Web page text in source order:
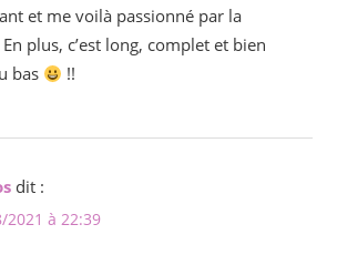
et me voilà passionné par la
plus, c’est long, complet et bien
bas
!!
dit :
2021 à 22:39